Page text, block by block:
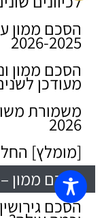
הסכם ממון
2026-2025
הסכם ממון
מעודכן לשנים 2026-
משמורת
2026
[מומלץ]
הסכם ממון –
הסכם